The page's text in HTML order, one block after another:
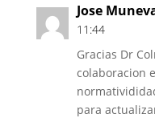
Jose
11:44
Gracias Dr
colaboracion
para